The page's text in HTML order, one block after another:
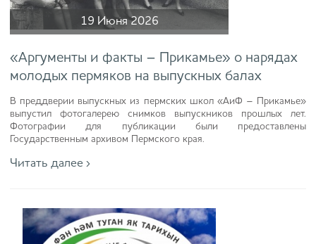
19 Июня 2026
«Аргументы и факты – Прикамье» о нарядах
молодых пермяков на выпускных балах
В преддверии выпускных из пермских школ «АиФ – Прикамье»
выпустил фотогалерею снимков выпускников прошлых лет.
Фотографии для публикации были предоставлены
Государственным архивом Пермского края.
Читать далее ›